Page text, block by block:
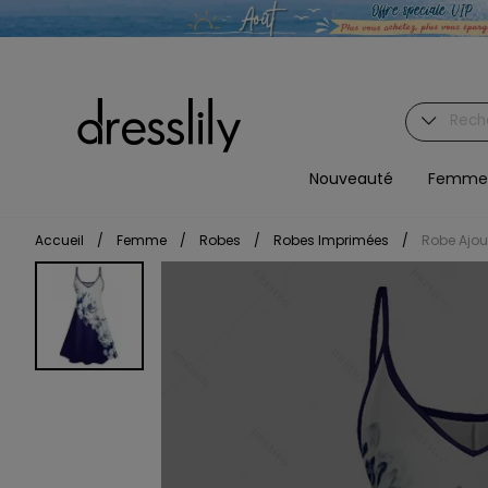
Nouveauté Femme
Accueil / Femme / Robes / Robes Imprimées /